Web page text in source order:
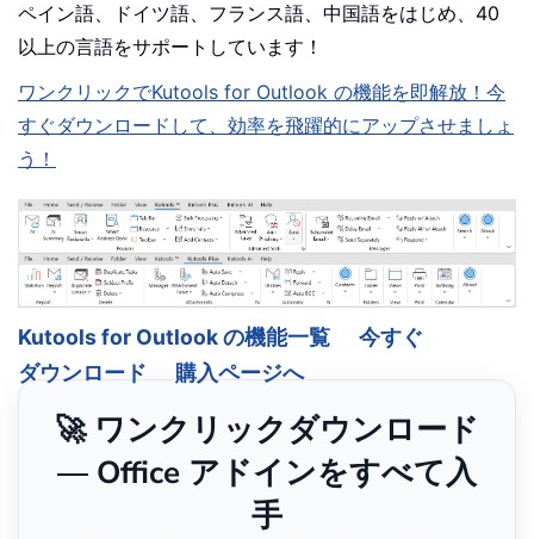
ペイン語、ドイツ語、フランス語、中国語をはじめ、40
以上の言語をサポートしています！
ワンクリックでKutools for Outlook の機能を即解放！今
すぐダウンロードして、効率を飛躍的にアップさせましょ
う！
Kutools for Outlook の機能一覧
今すぐ
ダウンロード
購入ページへ
🚀 ワンクリックダウンロード
— Office アドインをすべて入
手